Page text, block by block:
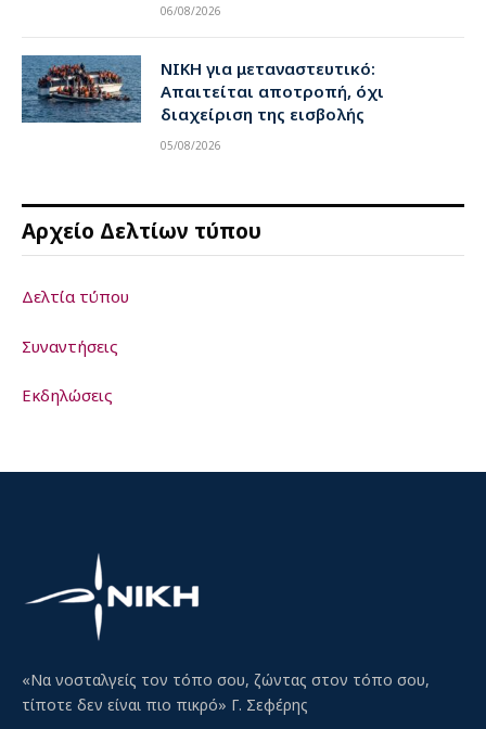
06/08/2026
ΝΙΚΗ για μεταναστευτικό:
Απαιτείται αποτροπή, όχι
διαχείριση της εισβολής
05/08/2026
Αρχείο Δελτίων τύπου
Δελτία τύπου
Συναντήσεις
Εκδηλώσεις
«Να νοσταλγείς τον τόπο σου, ζώντας στον τόπο σου,
τίποτε δεν είναι πιο πικρό» Γ. Σεφέρης